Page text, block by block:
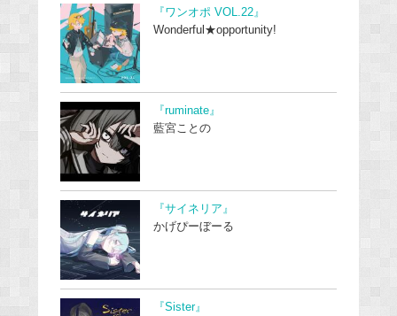
『ワンオポ VOL.22』
Wonderful★opportunity!
『ruminate』
藍宮ことの
『サイネリア』
かげぴーぼーる
『Sister』